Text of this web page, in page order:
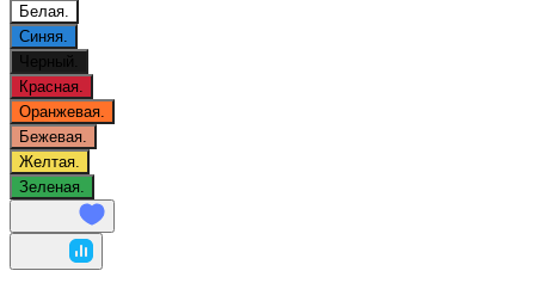
Белая.
Синяя.
Черный.
Красная.
Оранжевая.
Бежевая.
Желтая.
Зеленая.